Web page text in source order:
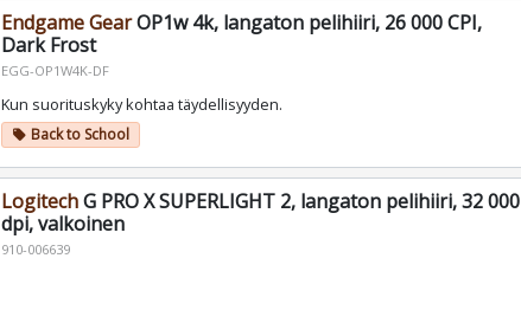
Endgame GearOP1w 4k, langaton pelihiiri, 26 000 CPI,
Dark Frost
EGG-OP1W4K-DF
Kun suorituskyky kohtaa täydellisyyden.
local_offer Back to School
LogitechG PRO X SUPERLIGHT 2, langaton pelihiiri, 32 000
dpi, valkoinen
910-006639